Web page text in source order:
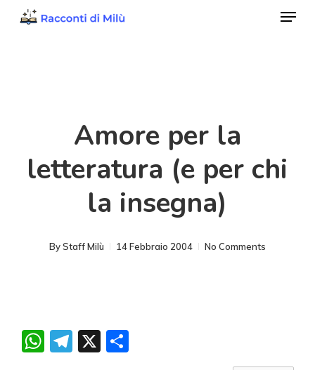
Menu
Amore per la
letteratura (e per chi
la insegna)
ByStaff Milù 14 Febbraio 2004 No Comments
WhatsApp
Telegram
X Condividi